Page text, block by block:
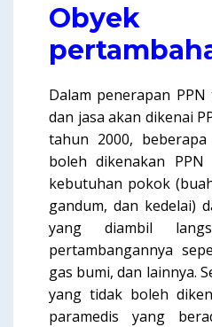
Obyek
Dalam penerapan
dan jasa akan dikenai
tahun 2000,
boleh dikenakan
kebutuhan pokok
gandum, dan kedelai)
yang diambil
pertambangannya
gas bumi, dan lainnya.
yang tidak boleh
paramedis yang